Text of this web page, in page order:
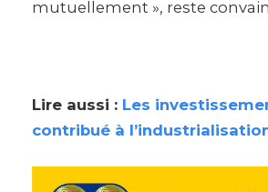
mutuellement », reste
Lire aussi : Les
contribué à